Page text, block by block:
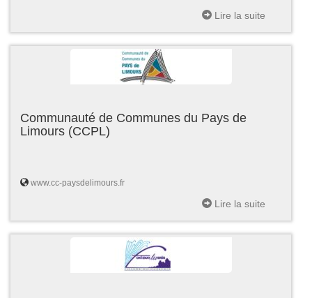
Lire la suite
Communauté de Communes du Pays de
Limours (CCPL)
www.cc-paysdelimours.fr
Lire la suite